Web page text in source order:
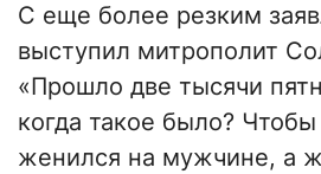
С еще более резким
выступил митрополит
«Прошло две тысячи
когда такое было?
женился на мужчине, а